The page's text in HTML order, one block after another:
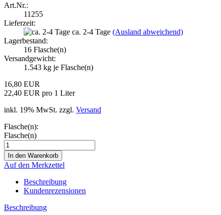
Art.Nr.:
11255
Lieferzeit:
ca. 2-4 Tage (Ausland abweichend)
Lagerbestand:
16 Flasche(n)
Versandgewicht:
1.543 kg je Flasche(n)
16,80 EUR
22,40 EUR pro 1 Liter
inkl. 19% MwSt. zzgl. Versand
Flasche(n):
Flasche(n)
Auf den Merkzettel
Beschreibung
Kundenrezensionen
Beschreibung